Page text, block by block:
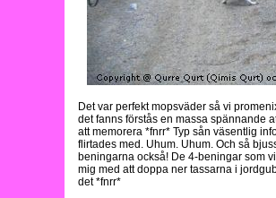
Det var perfekt mopsväder så vi
det fanns förstås en massa spännande
att memorera *fnrr* Typ sån väsentlig
flirtades med. Uhum. Uhum. Och så
beningarna också! De 4-beningar som
mig med att doppa ner tassarna i
det *fnrr*